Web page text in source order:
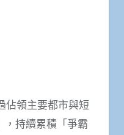
佔領主要都市與短
，持續累積「爭霸